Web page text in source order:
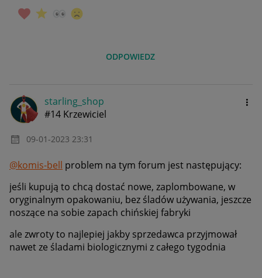
ODPOWIEDZ
starling_shop
#14 Krzewiciel
‎09-01-2023 23:31
@komis-bell problem na tym forum jest następujący:
jeśli kupują to chcą dostać nowe, zaplombowane, w
oryginalnym opakowaniu, bez śladów używania, jeszcze
noszące na sobie zapach chińskiej fabryki
ale zwroty to najlepiej jakby sprzedawca przyjmował
nawet ze śladami biologicznymi z całego tygodnia